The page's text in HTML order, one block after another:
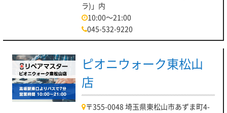
ラ)」内
10:00～21:00
045-532-9220
ピオニウォーク東松山
店
〒355-0048 埼玉県東松山市あずま町4-